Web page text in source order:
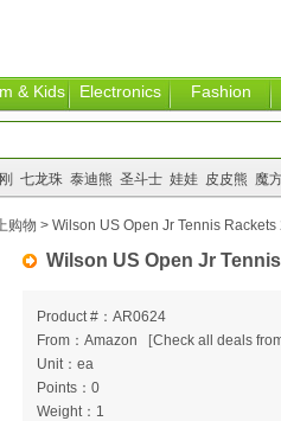
& Kids Electronics Fashion
七龙珠 泰迪熊 圣斗士 娃娃 皮皮熊 魔
Wilson US Open Jr
Product #：AR0624
From：Amazon
[Check all deals
Unit：ea
Points：0
Weight：1
购物 > Wilson US Open Jr Tennis Rackets